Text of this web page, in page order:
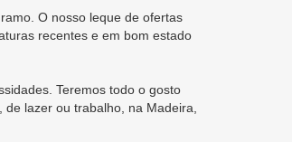
O nosso leque de ofertas
recentes e em bom estado
Teremos todo o gosto
lazer ou trabalho, na Madeira,